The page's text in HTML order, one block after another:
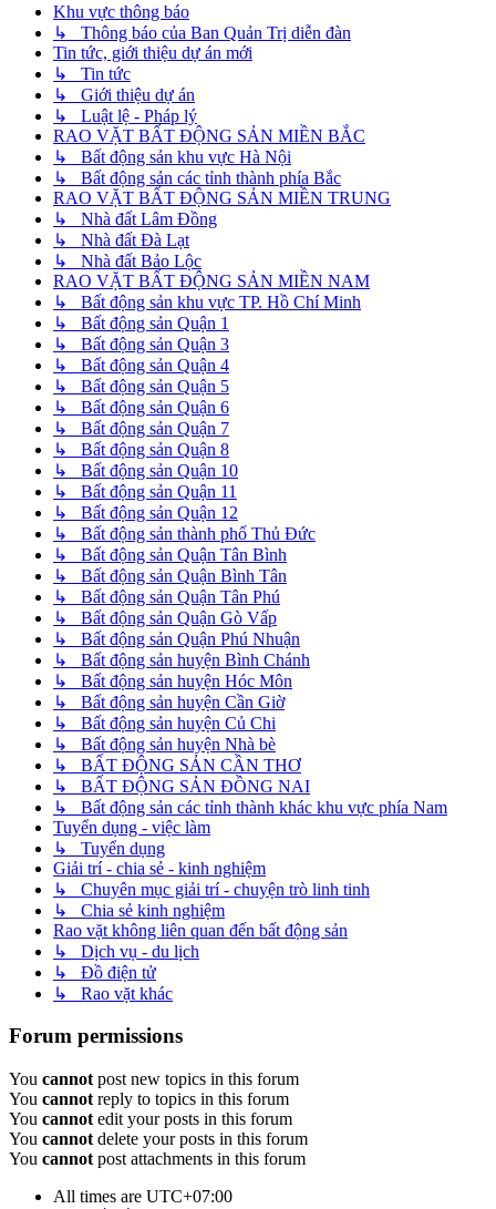
Khu vực thông báo
↳ Thông báo của Ban Quản Trị diễn đàn
Tin tức, giới thiệu dự án mới
↳ Tin tức
↳ Giới thiệu dự án
↳ Luật lệ - Pháp lý
RAO VẶT BẤT ĐỘNG SẢN MIỀN BẮC
↳ Bất động sản khu vực Hà Nội
↳ Bất động sản các tỉnh thành phía Bắc
RAO VẶT BẤT ĐỘNG SẢN MIỀN TRUNG
↳ Nhà đất Lâm Đồng
↳ Nhà đất Đà Lạt
↳ Nhà đất Bảo Lộc
RAO VẶT BẤT ĐỘNG SẢN MIỀN NAM
↳ Bất động sản khu vực TP. Hồ Chí Minh
↳ Bất động sản Quận 1
↳ Bất động sản Quận 3
↳ Bất động sản Quận 4
↳ Bất động sản Quận 5
↳ Bất động sản Quận 6
↳ Bất động sản Quận 7
↳ Bất động sản Quận 8
↳ Bất động sản Quận 10
↳ Bất động sản Quận 11
↳ Bất động sản Quận 12
↳ Bất động sản thành phố Thủ Đức
↳ Bất động sản Quận Tân Bình
↳ Bất động sản Quận Bình Tân
↳ Bất động sản Quận Tân Phú
↳ Bất động sản Quận Gò Vấp
↳ Bất động sản Quận Phú Nhuận
↳ Bất động sản huyện Bình Chánh
↳ Bất động sản huyện Hóc Môn
↳ Bất động sản huyện Cần Giờ
↳ Bất động sản huyện Củ Chi
↳ Bất động sản huyện Nhà bè
↳ BẤT ĐỘNG SẢN CẦN THƠ
↳ BẤT ĐỘNG SẢN ĐỒNG NAI
↳ Bất động sản các tỉnh thành khác khu vực phía Nam
Tuyển dụng - việc làm
↳ Tuyển dụng
Giải trí - chia sẻ - kinh nghiệm
↳ Chuyên mục giải trí - chuyện trò linh tinh
↳ Chia sẻ kinh nghiệm
Rao vặt không liên quan đến bất động sản
↳ Dịch vụ - du lịch
↳ Đồ điện tử
↳ Rao vặt khác
Forum permissions
You cannot post new topics in this forum
You cannot reply to topics in this forum
You cannot edit your posts in this forum
You cannot delete your posts in this forum
You cannot post attachments in this forum
All times are UTC+07:00